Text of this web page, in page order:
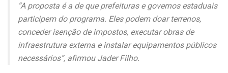
“A proposta é a de que prefeituras e governos estaduais
participem do programa. Eles podem doar terrenos,
conceder isenção de impostos, executar obras de
infraestrutura externa e instalar equipamentos públicos
necessários”, afirmou Jader Filho.